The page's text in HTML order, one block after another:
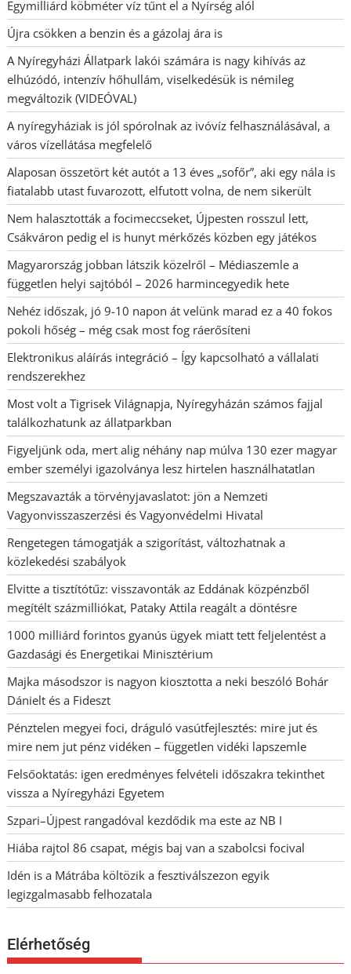
Egymilliárd köbméter víz tűnt el a Nyírség alól
Újra csökken a benzin és a gázolaj ára is
A Nyíregyházi Állatpark lakói számára is nagy kihívás az
elhúzódó, intenzív hőhullám, viselkedésük is némileg
megváltozik (VIDEÓVAL)
A nyíregyháziak is jól spórolnak az ivóvíz felhasználásával, a
város vízellátása megfelelő
Alaposan összetört két autót a 13 éves „sofőr”, aki egy nála is
fiatalabb utast fuvarozott, elfutott volna, de nem sikerült
Nem halasztották a focimeccseket, Újpesten rosszul lett,
Csákváron pedig el is hunyt mérkőzés közben egy játékos
Magyarország jobban látszik közelről – Médiaszemle a
független helyi sajtóból – 2026 harmincegyedik hete
Nehéz időszak, jó 9-10 napon át velünk marad ez a 40 fokos
pokoli hőség – még csak most fog ráerősíteni
Elektronikus aláírás integráció – Így kapcsolható a vállalati
rendszerekhez
Most volt a Tigrisek Világnapja, Nyíregyházán számos fajjal
találkozhatunk az állatparkban
Figyeljünk oda, mert alig néhány nap múlva 130 ezer magyar
ember személyi igazolványa lesz hirtelen használhatatlan
Megszavazták a törvényjavaslatot: jön a Nemzeti
Vagyonvisszaszerzési és Vagyonvédelmi Hivatal
Rengetegen támogatják a szigorítást, változhatnak a
közlekedési szabályok
Elvitte a tisztítótűz: visszavonták az Eddának közpénzből
megítélt százmilliókat, Pataky Attila reagált a döntésre
1000 milliárd forintos gyanús ügyek miatt tett feljelentést a
Gazdasági és Energetikai Minisztérium
Majka másodszor is nagyon kiosztotta a neki beszóló Bohár
Dánielt és a Fideszt
Pénztelen megyei foci, dráguló vasútfejlesztés: mire jut és
mire nem jut pénz vidéken – független vidéki lapszemle
Felsőoktatás: igen eredményes felvételi időszakra tekinthet
vissza a Nyíregyházi Egyetem
Szpari–Újpest rangadóval kezdődik ma este az NB I
Hiába rajtol 86 csapat, mégis baj van a szabolcsi focival
Idén is a Mátrába költözik a fesztiválszezon egyik
legizgalmasabb felhozatala
Elérhetőség